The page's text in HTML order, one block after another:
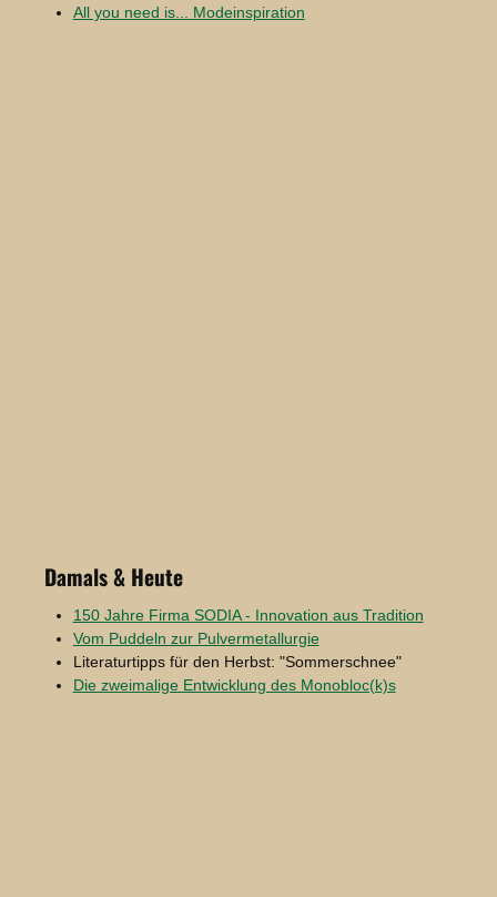
All you need is... Modeinspiration
Damals & Heute
150 Jahre Firma SODIA - Innovation aus Tradition
Vom Puddeln zur Pulvermetallurgie
Literaturtipps für den Herbst: "Sommerschnee"
Die zweimalige Entwicklung des Monobloc(k)s